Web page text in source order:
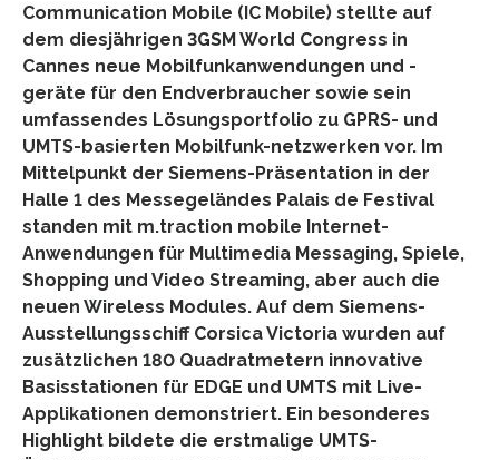
Communication Mobile (IC Mobile) stellte auf
dem diesjährigen 3GSM World Congress in
Cannes neue Mobilfunkanwendungen und -
geräte für den Endverbraucher sowie sein
umfassendes Lösungsportfolio zu GPRS- und
UMTS-basierten Mobilfunk-netzwerken vor. Im
Mittelpunkt der Siemens-Präsentation in der
Halle 1 des Messegeländes Palais de Festival
standen mit m.traction mobile Internet-
Anwendungen für Multimedia Messaging, Spiele,
Shopping und Video Streaming, aber auch die
neuen Wireless Modules. Auf dem Siemens-
Ausstellungsschiff Corsica Victoria wurden auf
zusätzlichen 180 Quadratmetern innovative
Basisstationen für EDGE und UMTS mit Live-
Applikationen demonstriert. Ein besonderes
Highlight bildete die erstmalige UMTS-